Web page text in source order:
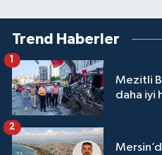
Trend Haberler
Mezitli
daha iyi
1
2